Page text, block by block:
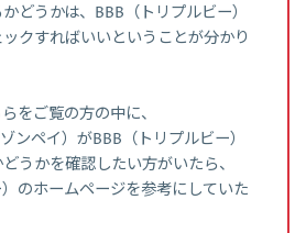
どうかは、BBB（トリプルビー）
クすればいいということが分かり
をご覧の方の中に、
ンペイ）がBBB（トリプルビー）
うかを確認したい方がいたら、
のホームページを参考にしていた